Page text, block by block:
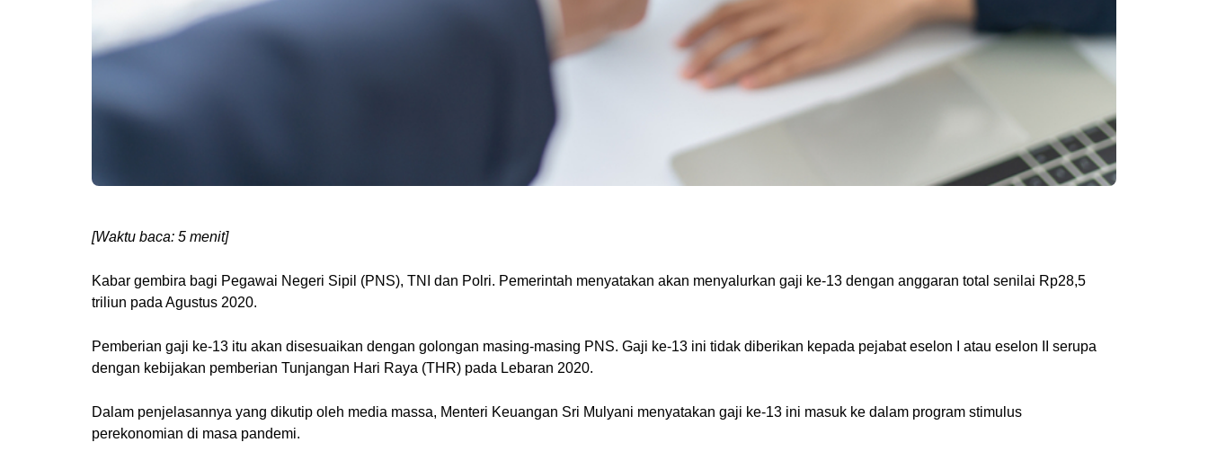
[Waktu baca: 5 menit]
Kabar gembira bagi Pegawai Negeri Sipil (PNS), TNI dan Polri. Pemerintah menyatakan akan menyalurkan gaji ke-13 dengan anggaran total senilai Rp28,5
triliun pada Agustus 2020.
Pemberian gaji ke-13 itu akan disesuaikan dengan golongan masing-masing PNS. Gaji ke-13 ini tidak diberikan kepada pejabat eselon I atau eselon II serupa
dengan kebijakan pemberian Tunjangan Hari Raya (THR) pada Lebaran 2020.
Dalam penjelasannya yang dikutip oleh media massa, Menteri Keuangan Sri Mulyani menyatakan gaji ke-13 ini masuk ke dalam program stimulus
perekonomian di masa pandemi.